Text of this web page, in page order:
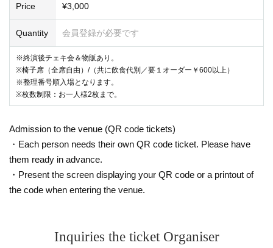
Price ¥3,000
Quantity 会員登録が必要です
※終演後チェキ会＆物販あり。
※椅子席（全席自由）/（共に飲食代別／要１オーダー￥600以上）
※整理番号順入場となります。
※枚数制限：お一人様2枚まで。
Admission to the venue (QR code tickets)
・Each person needs their own QR code ticket. Please have
them ready in advance.
・Present the screen displaying your QR code or a printout of
the code when entering the venue.
Inquiries the ticket Organiser